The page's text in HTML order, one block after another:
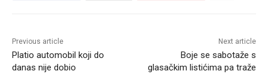
Previous article
Platio automobil koji do
danas nije dobio
Next article
Boje se sabotaže s
glasačkim listićima pa traže